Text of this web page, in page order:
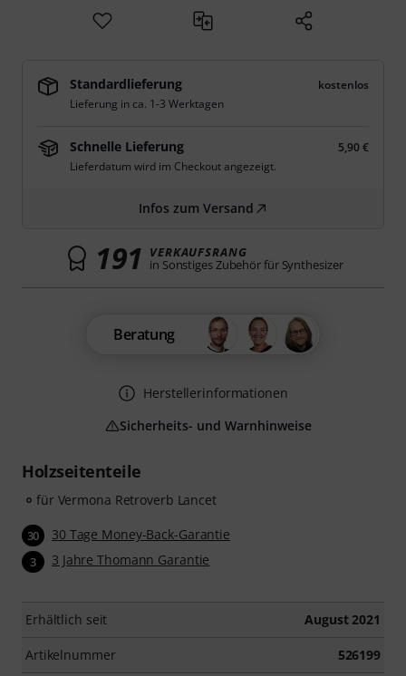
Holzseitenteile
für Vermona Retroverb Lancet
30 30 Tage Money-Back-Garantie
3 3 Jahre Thomann Garantie
Erhältlich seit August 2021
Artikelnummer 526199
Standardlieferung
kostenlos
Lieferung in ca. 1-3 Werktagen
Schnelle Lieferung
5,90 €
Lieferdatum wird im Checkout angezeigt.
Infos zum Versand
191 VERKAUFSRANG
in Sonstiges Zubehör für Synthesizer
Beratung
Herstellerinformationen
Sicherheits- und Warnhinweise